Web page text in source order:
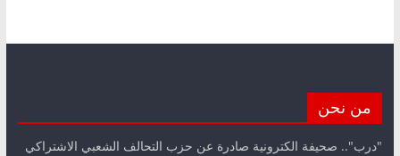
من نحن
"درب".. صحيفة الكترونية صادرة عن حزب التحالف الشعبي الاشتراكي